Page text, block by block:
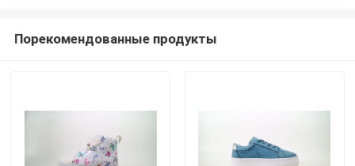
Порекомендованные продукты